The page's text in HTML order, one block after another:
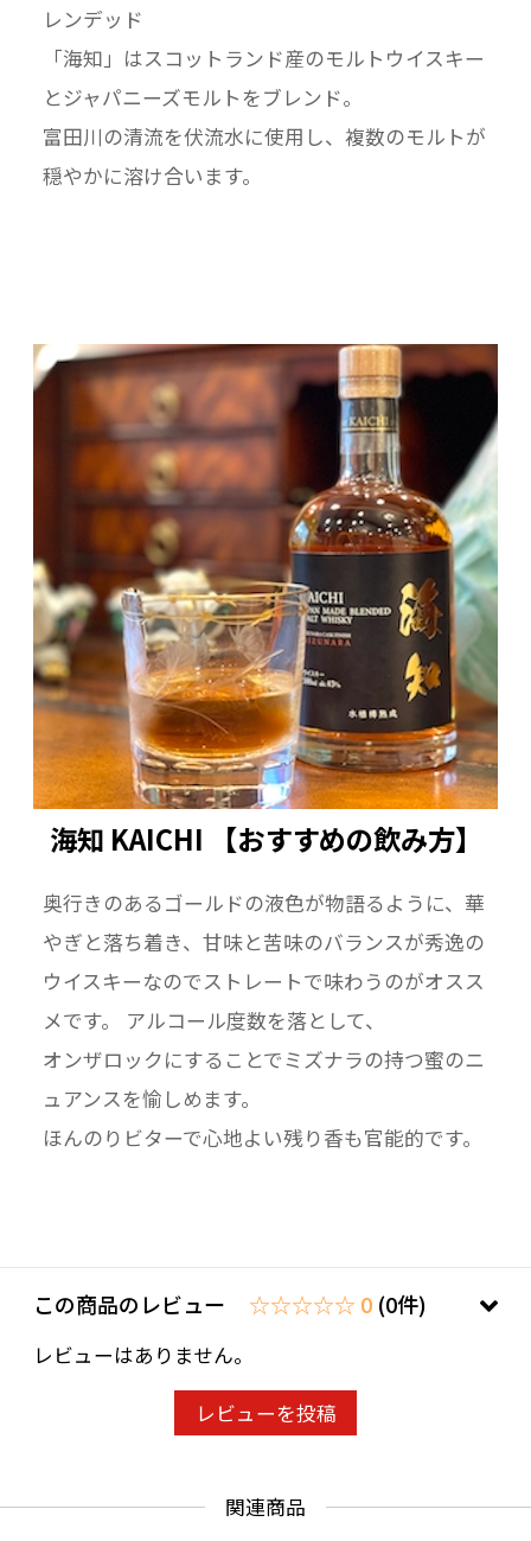
レンデッド
「海知」はスコットランド産のモルトウイスキー
とジャパニーズモルトをブレンド。
富田川の清流を伏流水に使用し、複数のモルトが
穏やかに溶け合います。
海知 KAICHI 【おすすめの飲み方】
奥行きのあるゴールドの液色が物語るように、華
やぎと落ち着き、甘味と苦味のバランスが秀逸の
ウイスキーなのでストレートで味わうのがオスス
メです。 アルコール度数を落として、
オンザロックにすることでミズナラの持つ蜜のニ
ュアンスを愉しめます。
ほんのりビターで心地よい残り香も官能的です。
この商品のレビュー ☆☆☆☆☆ 0 (0件)
レビューはありません。
レビューを投稿
関連商品